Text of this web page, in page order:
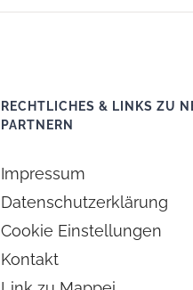
RECHTLICHES & LINKS ZU
PARTNERN
Impressum
Datenschutzerklärung
Cookie Einstellungen
Kontakt